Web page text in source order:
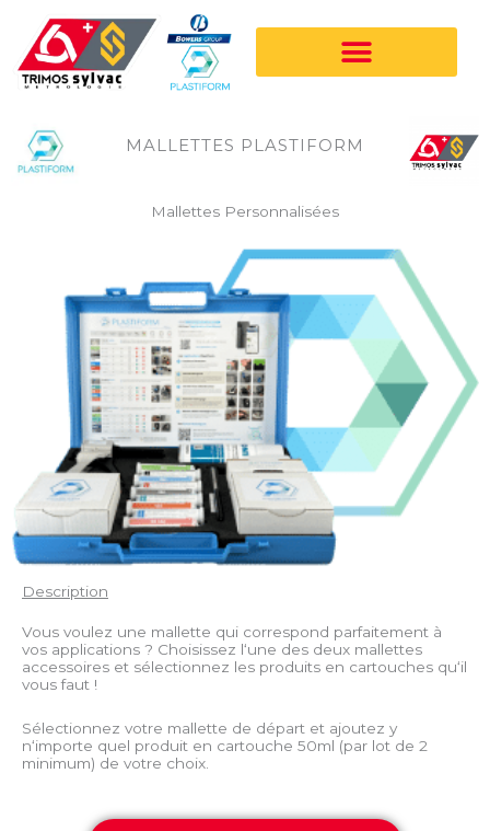
contenu
MALLETTES PLASTIFORM
Mallettes Personnalisées
Description
Vous voulez une mallette qui correspond parfaitement à
vos applications ? Choisissez l‘une des deux mallettes
accessoires et sélectionnez les produits en cartouches qu‘il
vous faut !
Sélectionnez votre mallette de départ et ajoutez y
n‘importe quel produit en cartouche 50ml (par lot de 2
minimum) de votre choix.